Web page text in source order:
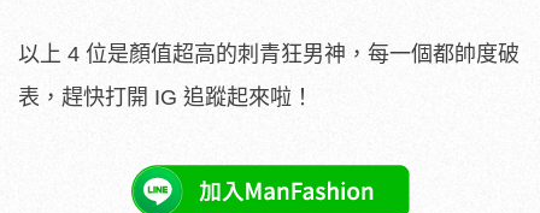
以上 4 位是顏值超高的刺青狂男神，每一個都帥度破
表，趕快打開 IG 追蹤起來啦！